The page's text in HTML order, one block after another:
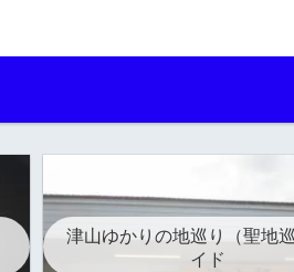
津山ゆかりの地巡り（聖地
イド